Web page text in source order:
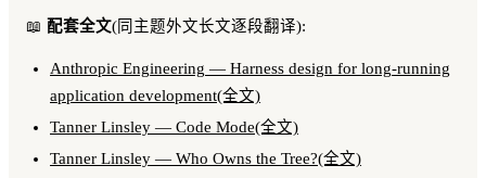
📖 配套全文(同主题外文长文逐段翻译):
Anthropic Engineering — Harness design for long-running
application development(全文)
Tanner Linsley — Code Mode(全文)
Tanner Linsley — Who Owns the Tree?(全文)